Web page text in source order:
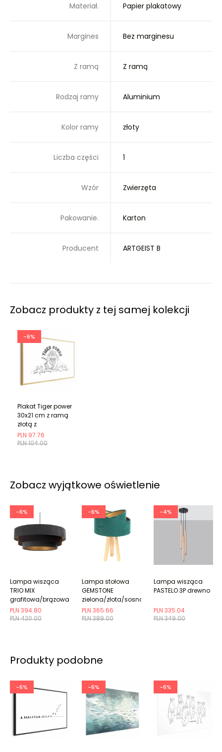
Materiał. Papier plakatowy
Margines Bez marginesu
Z ramą Z ramą
Rodzaj ramy Aluminium
Kolor ramy złoty
Liczba części 1
Wzór Zwierzęta
Pakowanie. Karton
Producent ARTGEIST B
Zobacz produkty z tej samej kolekcji
-6%
PLN 104.00
PLN 97.76
Plakat Tiger power
30x21 cm z ramą
złotą z
marginesem
Zobacz wyjątkowe oświetlenie
-6%
PLN 420.00
PLN 394.80
Lampa wisząca
TRIO MIX
grafitowa/brązowa/złota
-6%
PLN 389.00
PLN 365.66
Lampa stołowa
GEMSTONE
zielona/złota/sosna
-4%
PLN 349.00
PLN 335.04
Lampa wisząca
PASTELO 3P drewno
Produkty podobne
-6% -6% -6%